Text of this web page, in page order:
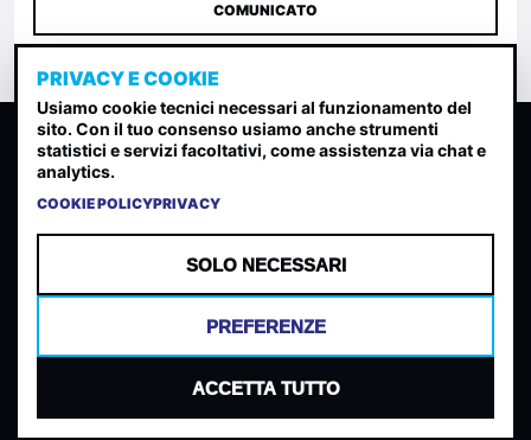
COMUNICATO
CLASSIFICA INDIE
Classifica per indice di gradimento generata dall analisi di
TERMINI E CONDIZIONI PRIVACY POLICY
COOKIES PREFERENZE COOKIES
PRIVACY E COOKIE
Usiamo cookie tecnici necessari al funzionamento del
sito. Con il tuo consenso usiamo anche strumenti
statistici e servizi facoltativi, come assistenza via chat e
analytics.
COOKIE POLICYPRIVACY
SOLO NECESSARI
PREFERENZE
ACCETTA TUTTO